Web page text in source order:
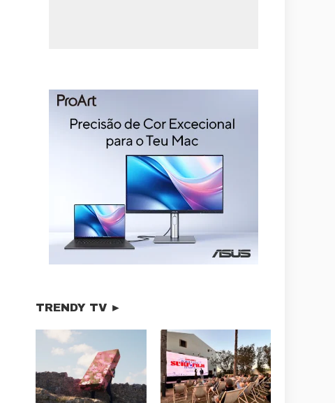
TRENDY TV ►